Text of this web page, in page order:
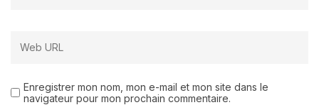
Enregistrer mon nom, mon e-mail et mon site dans le
navigateur pour mon prochain commentaire.